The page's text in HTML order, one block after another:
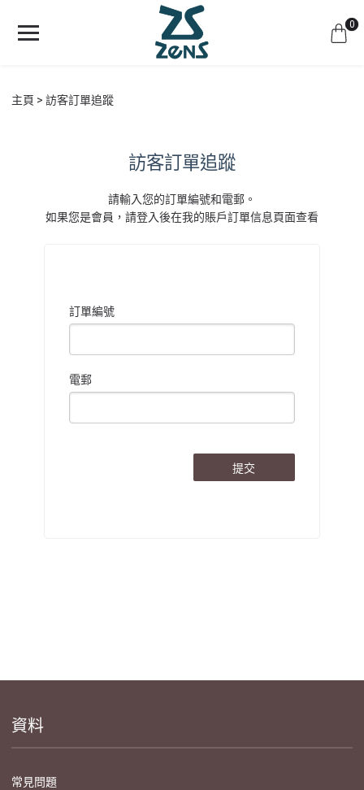
0
主頁 訪客訂單追蹤
訪客訂單追蹤
請輸入您的訂單編號和電郵。
如果您是會員，請登入後在我的賬戶訂單信息頁面查看
訂單編號
電郵
提交
資料
常見問題